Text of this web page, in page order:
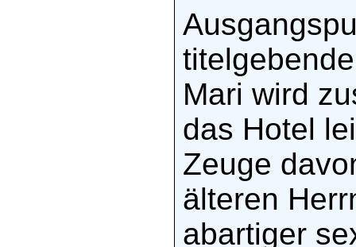
Mari wird
das Hotel
Zeuge
älteren
abartiger